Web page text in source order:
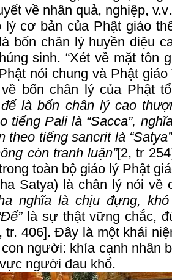
về nhân quả, nghiệp,
lý cơ bản của Phật giáo
bốn chân lý huyền diệu
sinh. “Xét về mặt tôn
nói chung và Phật
bốn chân lý của Phật
là bốn chân lý cao
tiếng Pali là “Sacca”,
theo tiếng sancrit là
còn tranh luận”[2, tr
toàn bộ giáo lý Phật
Satya) là chân lý nói về
nghĩa là chịu đựng,
là sự thật vững chắc,
tr. 406]. Đây là một khái
người: khía cạnh nhân
người đau khổ.